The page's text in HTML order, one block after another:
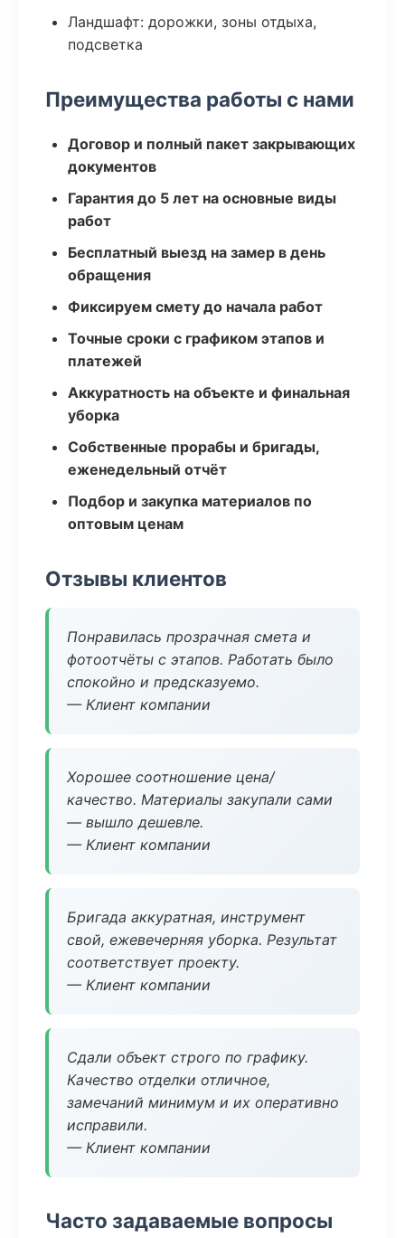
Ландшафт: дорожки, зоны отдыха,
подсветка
Преимущества работы с нами
Договор и полный пакет закрывающих
документов
Гарантия до 5 лет на основные виды
работ
Бесплатный выезд на замер в день
обращения
Фиксируем смету до начала работ
Точные сроки с графиком этапов и
платежей
Аккуратность на объекте и финальная
уборка
Собственные прорабы и бригады,
еженедельный отчёт
Подбор и закупка материалов по
оптовым ценам
Отзывы клиентов
Понравилась прозрачная смета и
фотоотчёты с этапов. Работать было
спокойно и предсказуемо.
— Клиент компании
Хорошее соотношение цена/
качество. Материалы закупали сами
— вышло дешевле.
— Клиент компании
Бригада аккуратная, инструмент
свой, ежевечерняя уборка. Результат
соответствует проекту.
— Клиент компании
Сдали объект строго по графику.
Качество отделки отличное,
замечаний минимум и их оперативно
исправили.
— Клиент компании
Часто задаваемые вопросы